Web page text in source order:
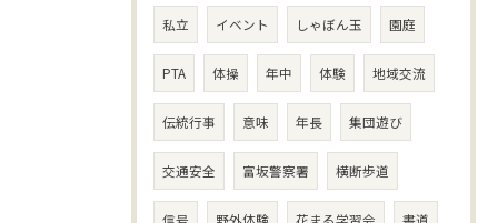
私立 イベント しゃぼん玉 園庭
PTA 体操 年中 体験 地域交流
伝統行事 意味 年長 集団遊び
交通安全 富坂警察署 横断歩道